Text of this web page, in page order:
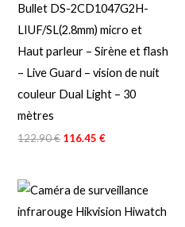
Bullet DS-2CD1047G2H-
LIUF/SL(2.8mm) micro et
Haut parleur – Sirène et flash
– Live Guard – vision de nuit
couleur Dual Light – 30
mètres
122.90€ 116.45€